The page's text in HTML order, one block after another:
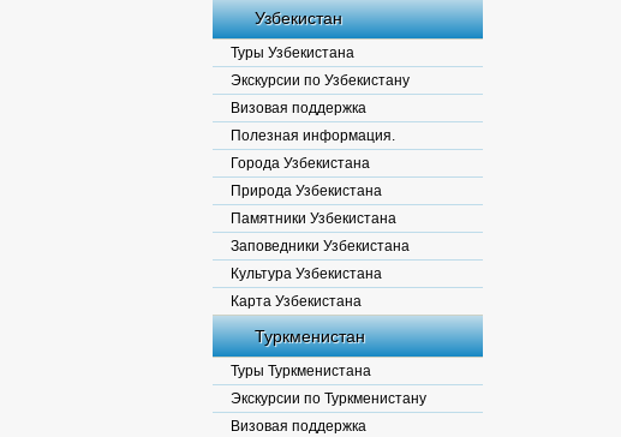
Узбекистан
Туры Узбекистана
Экскурсии по Узбекистану
Визовая поддержка
Полезная информация.
Города Узбекистана
Природа Узбекистана
Памятники Узбекистана
Заповедники Узбекистана
Культура Узбекистана
Карта Узбекистана
Туркменистан
Туры Туркменистана
Экскурсии по Туркменистану
Визовая поддержка